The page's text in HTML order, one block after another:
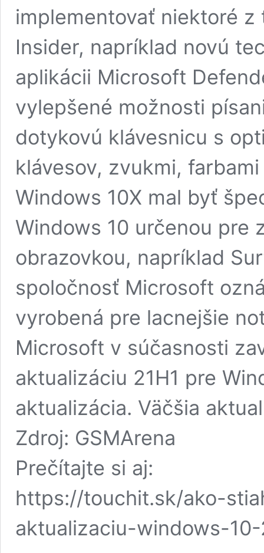
implementovať niektoré
Insider, napríklad novú
aplikácii Microsoft
vylepšené možnosti
dotykovú klávesnicu s
klávesov, zvukmi,
Windows 10X mal byť
Windows 10 určenou pre
obrazovkou, napríklad
spoločnosť Microsoft
vyrobená pre lacnejšie
Microsoft v súčasnosti
aktualizáciu 21H1 pre
aktualizácia. Väčšia
Zdroj: GSMArena
Prečítajte si aj:
https://touchit.sk/ako-
aktualizaciu-windows-